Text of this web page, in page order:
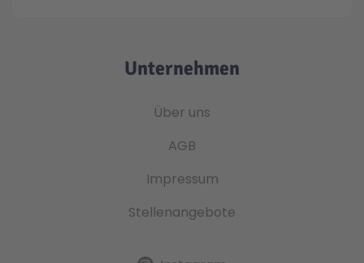
Unternehmen
Über uns
AGB
Impressum
Stellenangebote